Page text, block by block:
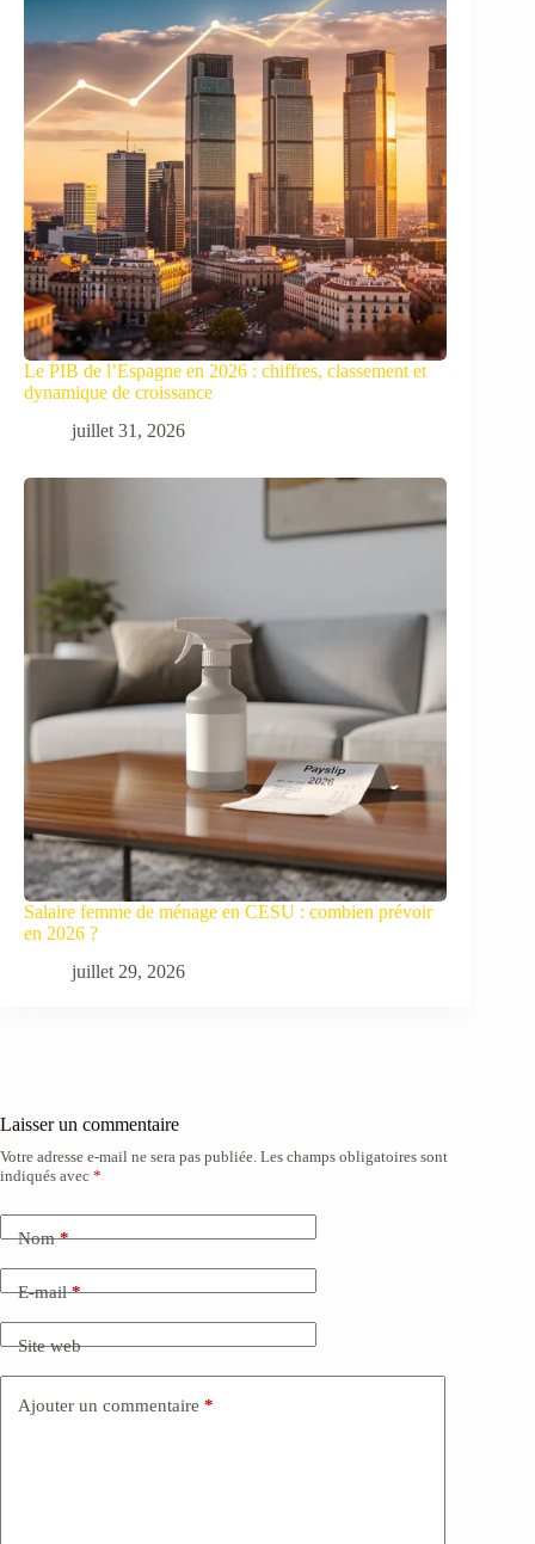
Le PIB de l’Espagne en 2026 : chiffres, classement et
dynamique de croissance
juillet 31, 2026
Salaire femme de ménage en CESU : combien prévoir
en 2026 ?
juillet 29, 2026
Laisser un commentaire
Votre adresse e-mail ne sera pas publiée. Les champs obligatoires sont
indiqués avec *
Nom*
E-mail*
Site web
Ajouter un commentaire *